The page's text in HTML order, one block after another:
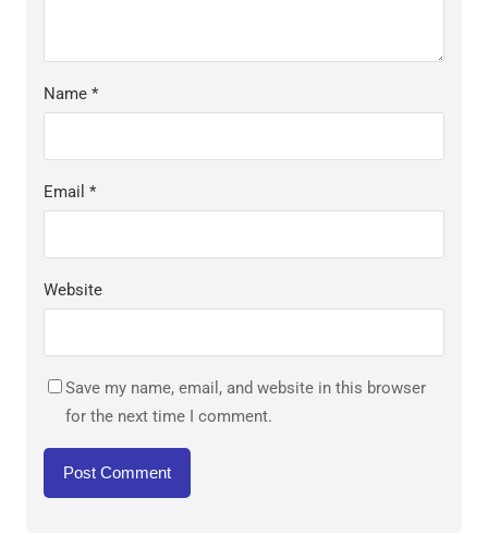
Name *
Email *
Website
Save my name, email, and website in this browser
for the next time I comment.